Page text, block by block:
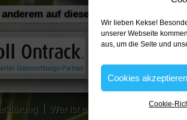
Wir lieben Kekse!
unserer Webseite
aus, um die Seite und
Cookies akzeptieren
Cookie-
auf diese zuverlässigen
Wer ist eOli.de? Cookie-